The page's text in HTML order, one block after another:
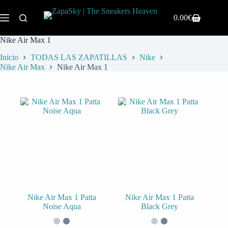
0.00€
Nike Air Max 1
Inicio TODAS LAS ZAPATILLAS
Nike
Nike Air Max
Nike Air Max 1
Nike Air Max 1 Patta
Noise Aqua
Nike Air Max 1 Patta
Black Grey